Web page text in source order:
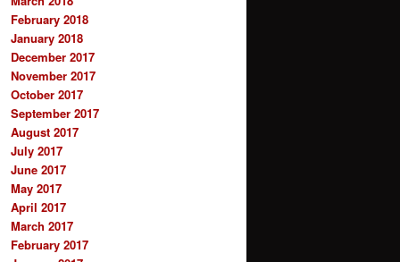
February 2018
January 2018
December 2017
November 2017
October 2017
September 2017
August 2017
July 2017
June 2017
May 2017
April 2017
March 2017
February 2017